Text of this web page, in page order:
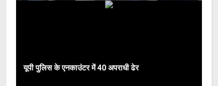
यूपी पुलिस के एनकाउंटर में 40 अपराधी ढेर